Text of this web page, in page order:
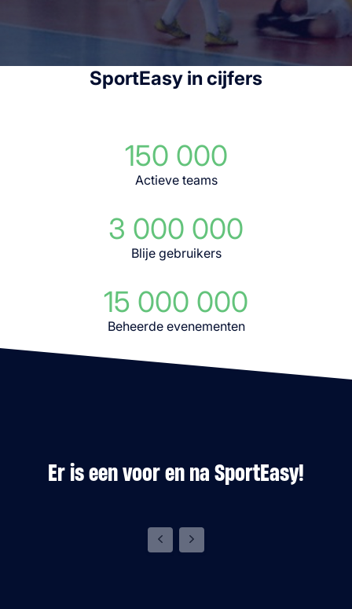
SportEasy in cijfers
150 000
Actieve teams
3 000 000
Blije gebruikers
15 000 000
Beheerde evenementen
Er is een voor en na SportEasy!